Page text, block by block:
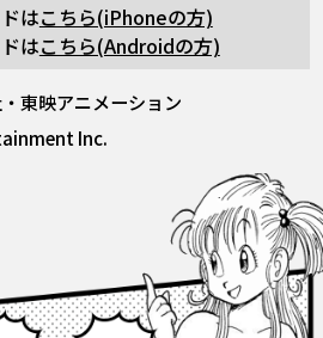
はこちら(iPhoneの方)
はこちら(Androidの方)
東映アニメーション
Inc.
Facebook X